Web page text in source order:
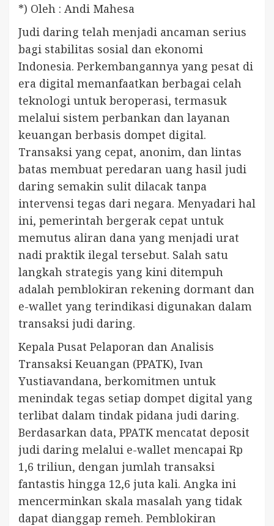
*) Oleh : Andi Mahesa
Judi daring telah menjadi ancaman serius
bagi stabilitas sosial dan ekonomi
Indonesia. Perkembangannya yang pesat di
era digital memanfaatkan berbagai celah
teknologi untuk beroperasi, termasuk
melalui sistem perbankan dan layanan
keuangan berbasis dompet digital.
Transaksi yang cepat, anonim, dan lintas
batas membuat peredaran uang hasil judi
daring semakin sulit dilacak tanpa
intervensi tegas dari negara. Menyadari hal
ini, pemerintah bergerak cepat untuk
memutus aliran dana yang menjadi urat
nadi praktik ilegal tersebut. Salah satu
langkah strategis yang kini ditempuh
adalah pemblokiran rekening dormant dan
e-wallet yang terindikasi digunakan dalam
transaksi judi daring.
Kepala Pusat Pelaporan dan Analisis
Transaksi Keuangan (PPATK), Ivan
Yustiavandana, berkomitmen untuk
menindak tegas setiap dompet digital yang
terlibat dalam tindak pidana judi daring.
Berdasarkan data, PPATK mencatat deposit
judi daring melalui e-wallet mencapai Rp
1,6 triliun, dengan jumlah transaksi
fantastis hingga 12,6 juta kali. Angka ini
mencerminkan skala masalah yang tidak
dapat dianggap remeh. Pemblokiran